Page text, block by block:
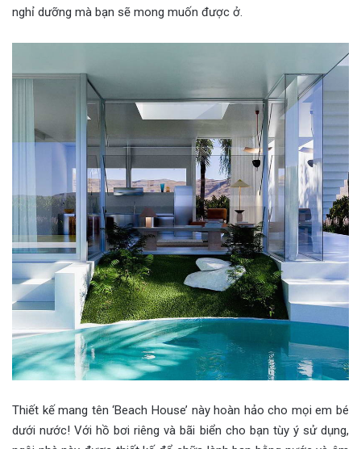
nghỉ dưỡng mà bạn sẽ mong muốn được ở.
Thiết kế mang tên ‘Beach House’ này hoàn hảo cho mọi em bé
dưới nước! Với hồ bơi riêng và bãi biển cho bạn tùy ý sử dụng,